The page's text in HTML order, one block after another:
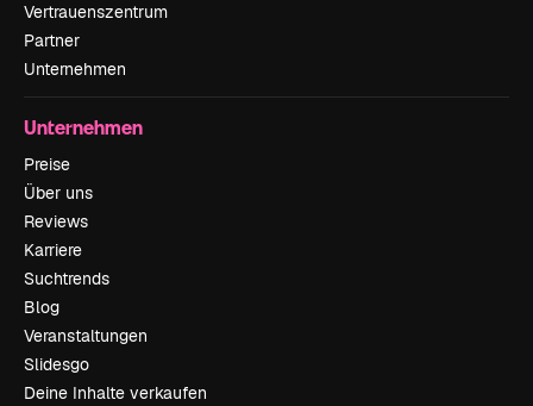
Vertrauenszentrum
Partner
Unternehmen
Unternehmen
Preise
Über uns
Reviews
Karriere
Suchtrends
Blog
Veranstaltungen
Slidesgo
Deine Inhalte verkaufen